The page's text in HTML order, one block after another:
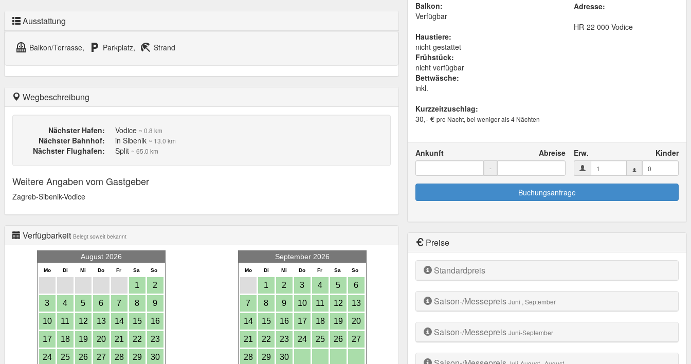
Balkon:
Verfügbar
Haustiere:
nicht gestattet
Frühstück:
nicht verfügbar
Bettwäsche:
inkl.
Kurzzeitzuschlag:
30,- € pro Nacht, bei weniger als 4 Nächten
Adresse:
HR-22 000 Vodice
Ankunft Abreise
-
Erw. Kinder
Buchungsanfrage
Preise
Standardpreis
Saison-/Messepreis Juni , September
Saison-/Messepreis Juni-September
Ausstattung
balcony Balkon/Terrasse, local_parking Parkplatz, beach_access Strand
Wegbeschreibung
Nächster Hafen: Vodice ~ 0.8 km
Nächster Bahnhof: in Sibenik ~ 13.0 km
Nächster Flughafen: Split ~ 65.0 km
Weitere Angaben vom Gastgeber
Zagreb-Sibenik-Vodice
Verfügbarkeit Belegt soweit bekannt
August 2026
Mo Di Mi Do Fr Sa So
1 2
3 4 5 6 7 8 9
10 11 12 13 14 15 16
17 18 19 20 21 22 23
24 25 26 27 28 29 30
September 2026
Mo Di Mi Do Fr Sa So
1 2 3 4 5 6
7 8 9 10 11 12 13
14 15 16 17 18 19 20
21 22 23 24 25 26 27
28 29 30